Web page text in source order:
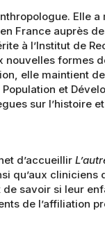
Elle
France auprès
à l’Institut de
nouvelles formes
elle maintient
et
sur l’histoire
d’accueillir
qu’aux
de savoir si leur
de l’affiliation